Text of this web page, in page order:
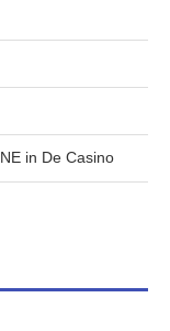
in De Casino